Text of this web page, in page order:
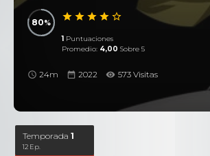
80
1 Puntuaciones
Promedio: 4,00 Sobre 5
24m 2022 573 Visitas
Temporada1
12 Ep.